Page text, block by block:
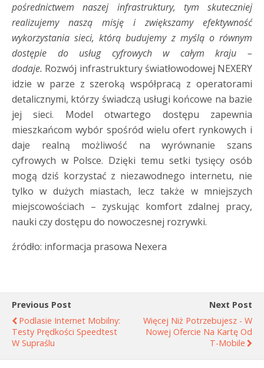
pośrednictwem naszej infrastruktury, tym skuteczniej
realizujemy naszą misję i zwiększamy efektywność
wykorzystania sieci, którą budujemy z myślą o równym
dostępie do usług cyfrowych w całym kraju –
dodaje. Rozwój infrastruktury światłowodowej NEXERY
idzie w parze z szeroką współpracą z operatorami
detalicznymi, którzy świadczą usługi końcowe na bazie
jej sieci. Model otwartego dostępu zapewnia
mieszkańcom wybór spośród wielu ofert rynkowych i
daje realną możliwość na wyrównanie szans
cyfrowych w Polsce. Dzięki temu setki tysięcy osób
mogą dziś korzystać z niezawodnego internetu, nie
tylko w dużych miastach, lecz także w mniejszych
miejscowościach – zyskując komfort zdalnej pracy,
nauki czy dostępu do nowoczesnej rozrywki.
źródło: informacja prasowa Nexera
Previous Post
Podlasie Internet Mobilny:
Testy Prędkości Speedtest
W Supraślu
Next Post
Więcej Niż Potrzebujesz - W
Nowej Ofercie Na Kartę Od
T-Mobile